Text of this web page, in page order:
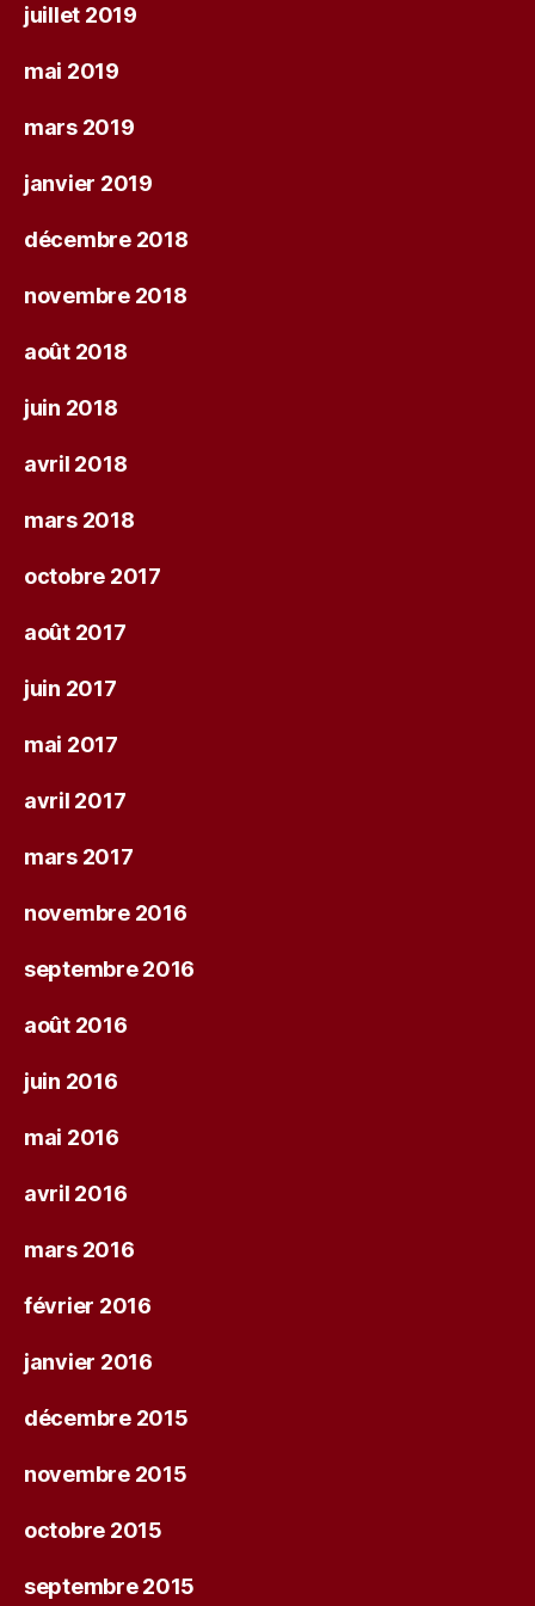
juillet 2019
mai 2019
mars 2019
janvier 2019
décembre 2018
novembre 2018
août 2018
juin 2018
avril 2018
mars 2018
octobre 2017
août 2017
juin 2017
mai 2017
avril 2017
mars 2017
novembre 2016
septembre 2016
août 2016
juin 2016
mai 2016
avril 2016
mars 2016
février 2016
janvier 2016
décembre 2015
novembre 2015
octobre 2015
septembre 2015